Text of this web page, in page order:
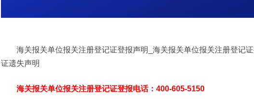
海关报关单位报关注册登记证登报声明_海关报关单位报关注册登记
证遗失声明
海关报关单位报关注册登记证登报电话：400-605-5150